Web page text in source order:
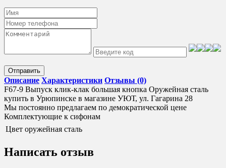
Отправить
Описание Характеристики Отзывы (0)
F67-9 Выпуск клик-клак большая кнопка Оружейная сталь
купить в Урюпинске в магазине УЮТ, ул. Гагарина 28
Мы постоянно предлагаем по демократической цене
Комплектующие к сифонам
Цвет оружейная сталь
Написать отзыв